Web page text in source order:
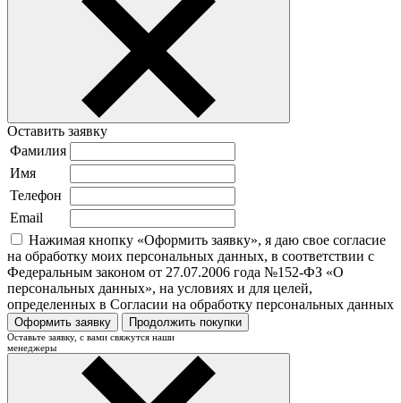
Оставить заявку
Фамилия
Имя
Телефон
Email
Нажимая кнопку «Оформить заявку», я даю свое согласие
на обработку моих персональных данных, в соответствии с
Федеральным законом от 27.07.2006 года №152-ФЗ «О
персональных данных», на условиях и для целей,
определенных в Согласии на обработку персональных данных
Оформить заявку Продолжить покупки
Оставьте заявку, с вами свяжутся наши
менеджеры